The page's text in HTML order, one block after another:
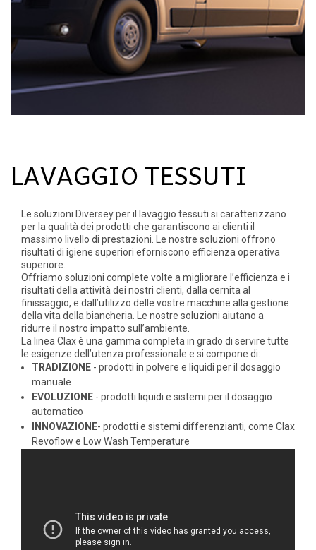
LAVAGGIO TESSUTI
Le soluzioni Diversey per il lavaggio tessuti si caratterizzano
per la qualità dei prodotti che garantiscono ai clienti il
massimo livello di prestazioni. Le nostre soluzioni offrono
risultati di igiene superiori eforniscono efficienza operativa
superiore.
Offriamo soluzioni complete volte a migliorare l’efficienza e i
risultati della attività dei nostri clienti, dalla cernita al
finissaggio, e dall’utilizzo delle vostre macchine alla gestione
della vita della biancheria. Le nostre soluzioni aiutano a
ridurre il nostro impatto sull’ambiente.
La linea Clax è una gamma completa in grado di servire tutte
le esigenze dell’utenza professionale e si compone di:
TRADIZIONE - prodotti in polvere e liquidi per il dosaggio
manuale
EVOLUZIONE - prodotti liquidi e sistemi per il dosaggio
automatico
INNOVAZIONE- prodotti e sistemi differenzianti, come Clax
Revoflow e Low Wash Temperature